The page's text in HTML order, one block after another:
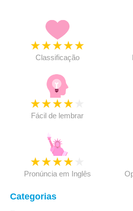
★★★★★
Classificação
★★★★
Fácil de lembrar
★★★★
Pronúncia em Inglês
Categorias